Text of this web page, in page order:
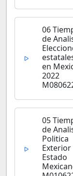
06
de
en
2022
05
de
Politica
Exterior
Estado